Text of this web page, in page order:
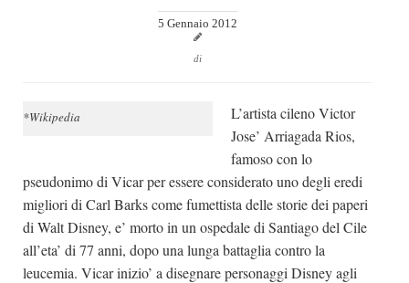
Rassegna Stampa
Autori
Generi
Case editrici
Partnership
5 Gennaio 2012
di
*Wikipedia
L’artista cileno Victor
Jose’ Arriagada Rios,
famoso con lo
pseudonimo di Vicar per essere considerato uno degli eredi
migliori di Carl Barks come fumettista delle storie dei paperi
di Walt Disney, e’ morto in un ospedale di Santiago del Cile
all’eta’ di 77 anni, dopo una lunga battaglia contro la
leucemia. Vicar inizio’ a disegnare personaggi Disney agli